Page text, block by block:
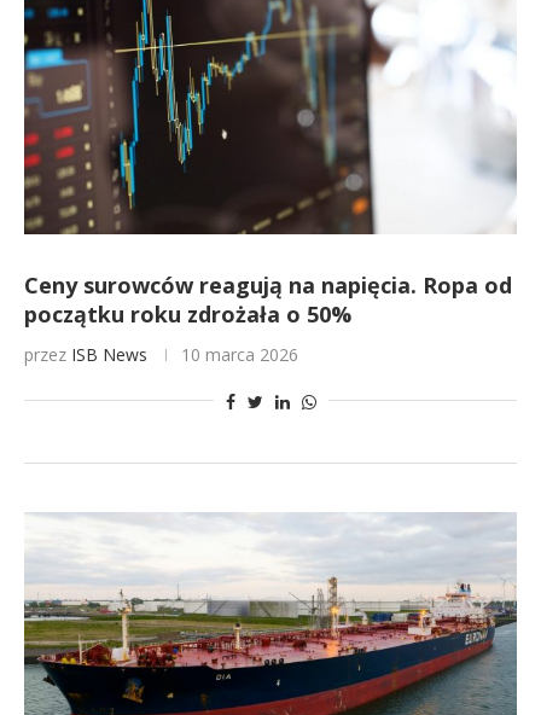
Ceny surowców reagują na napięcia. Ropa od
początku roku zdrożała o 50%
przez ISB News 10 marca 2026